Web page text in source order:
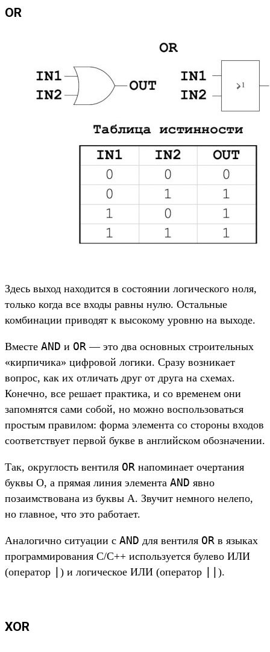
OR
Здесь выход находится в состоянии логического ноля,
только когда все входы равны нулю. Остальные
комбинации приводят к высокому уровню на выходе.
Вместе AND и OR — это два основных строительных
«кирпичика» цифровой логики. Сразу возникает
вопрос, как их отличать друг от друга на схемах.
Конечно, все решает практика, и со временем они
запомнятся сами собой, но можно воспользоваться
простым правилом: форма элемента со стороны входов
соответствует первой букве в английском обозначении.
Так, округлость вентиля OR напоминает очертания
буквы O, а прямая линия элемента AND явно
позаимствована из буквы А. Звучит немного нелепо,
но главное, что это работает.
Аналогично ситуации с AND для вентиля OR в языках
программирования С/С++ используется булево ИЛИ
(оператор
) и логическое ИЛИ (оператор ).
XOR